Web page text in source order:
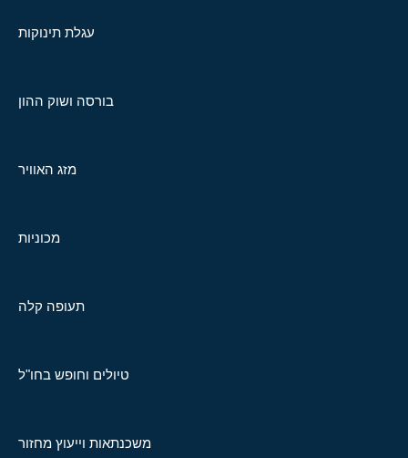
עגלת תינוקות
בורסה ושוק ההון
מזג האוויר
מכוניות
תעופה קלה
טיולים וחופש בחו"ל
משכנתאות וייעוץ מחזור